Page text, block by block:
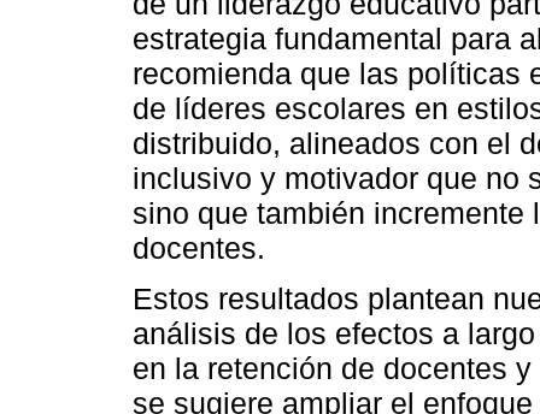
estrategia fundamental para
recomienda que las políticas
de líderes escolares en
distribuido, alineados con el
inclusivo y motivador que no
sino que también
docentes.
Estos resultados plantean
análisis de los efectos a
en la retención de docentes
se sugiere ampliar el